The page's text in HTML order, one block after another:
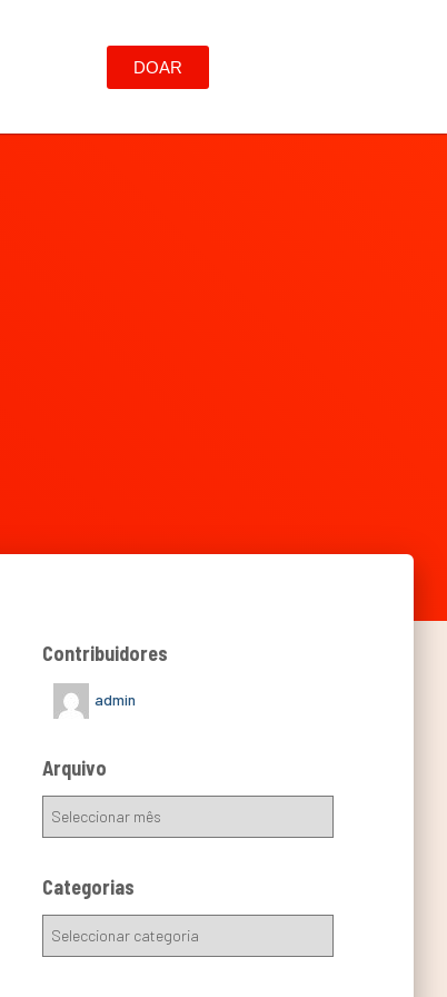
DOAR
Contribuidores
admin
Arquivo
Categorias